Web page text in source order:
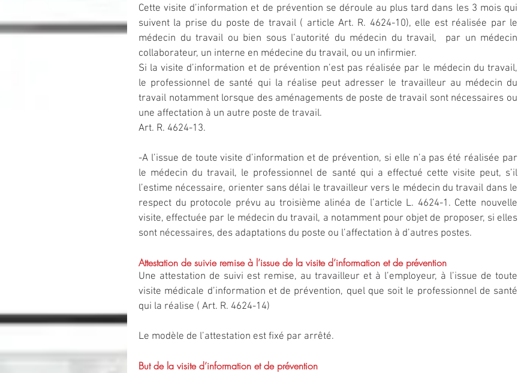
Cette visite d’information et de prévention se déroule au plus tard dans les 3 mois qui
suivent la prise du poste de travail ( article Art. R. 4624-10), elle est réalisée par le
médecin du travail ou bien sous l’autorité du médecin du travail,  par un médecin
collaborateur, un interne en médecine du travail, ou un infirmier.
Si la visite d’information et de prévention n’est pas réalisée par le médecin du travail,
le professionnel de santé qui la réalise peut adresser le travailleur au médecin du
travail notamment lorsque des aménagements de poste de travail sont nécessaires ou
une affectation à un autre poste de travail.
Art. R. 4624-13.
-A l’issue de toute visite d’information et de prévention, si elle n’a pas été réalisée par
le médecin du travail, le professionnel de santé qui a effectué cette visite peut, s’il
l’estime nécessaire, orienter sans délai le travailleur vers le médecin du travail dans le
respect du protocole prévu au troisième alinéa de l’article L. 4624-1. Cette nouvelle
visite, effectuée par le médecin du travail, a notamment pour objet de proposer, si elles
sont nécessaires, des adaptations du poste ou l’affectation à d’autres postes.
Attestation de suivie remise à l’issue de la visite d’information et de prévention
Une attestation de suivi est remise, au travailleur et à l’employeur, à l’issue de toute
visite médicale d’information et de prévention, quel que soit le professionnel de santé
qui la réalise ( Art. R. 4624-14)
Le modèle de l’attestation est fixé par arrêté.
But de la visite d’information et de prévention